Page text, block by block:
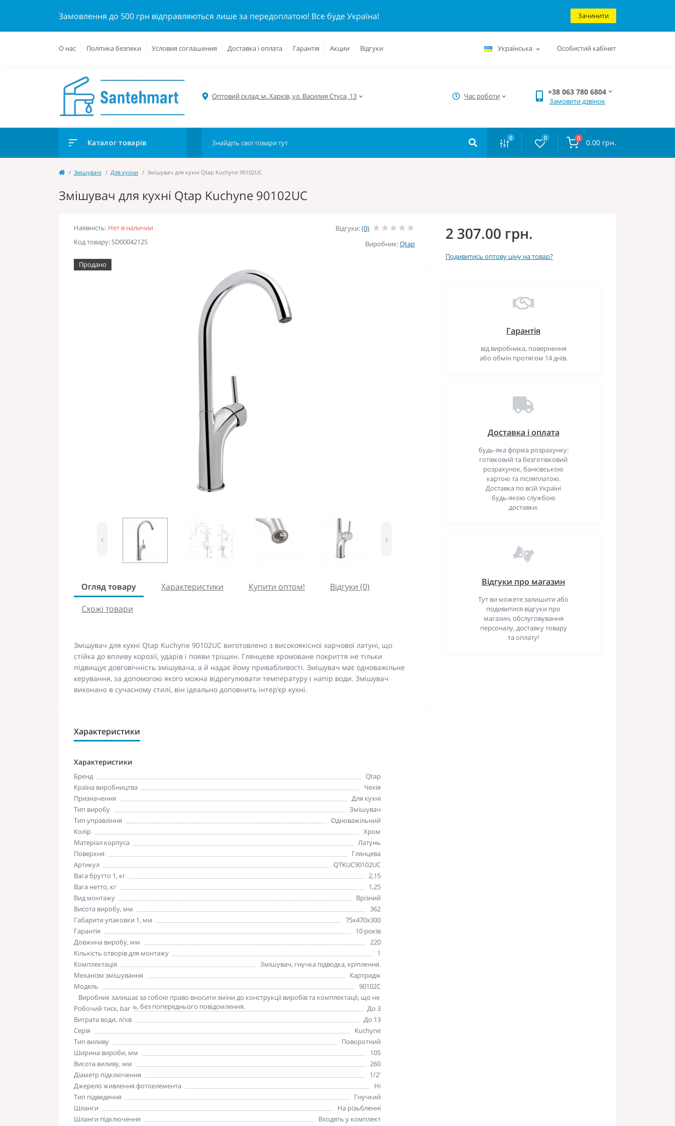
Замовлення до 500 грн відправляються лише за передоплатою! Все буде Україна! Зачинити
О нас Політика безпеки Условия соглашения Доставка і оплата Гарантія Акции Відгуки Українська Особистий кабінет
Оптовий склад: м. Харків, ул. Василия Стуса, 13 Час роботи +38 063 780 6804
Замовити дзвінок
Каталог товарів 0 0 0 0.00 грн.
Змішувачі Для кухни Змішувач для кухні Qtap Kuchyne 90102UC
Змішувач для кухні Qtap Kuchyne 90102UC
Наявність: Нет в наличии
Код товару: SD00042125
Відгуки:(0)
Виробник:Qtap
Продано
‹ ›
Огляд товару Характеристики Купити оптом!
Відгуки (0)
Схожі товари
Змішувач для кухні Qtap Kuchyne 90102UC виготовлено з високоякісної харчової латуні, що
стійка до впливу корозії, ударів і появи тріщин. Глянцеве хромоване покриття не тільки
підвищує довговічність змішувача, а й надає йому привабливості. Змішувач має одноважільне
керування, за допомогою якого можна відрегулювати температуру і напір води. Змішувач
виконано в сучасному стилі, він ідеально доповнить інтер‘єр кухні.
Характеристики
Характеристики
Бренд
Qtap
Країна виробництва
Чехія
Призначення
Для кухні
Тип виробу
Змішувач
Тип управління
Одноважільний
Колір
Хром
Матеріал корпуса
Латунь
Поверхня
Глянцева
Артикул
QTKUC90102UC
Вага брутто 1, кг
2,15
Вага нетто, кг
1,25
Вид монтажу
Врізний
Висота виробу, мм
362
Габарити упаковки 1, мм
75х470х300
Гарантія
10 років
Довжина виробу, мм
220
Кількість отворів для монтажу
1
Комплектація
Змішувач, гнучка підводка, кріплення.
Механізм змішування
Картридж
Модель
90102C
Зверніть увагу
Виробник залишає за собою право вносити зміни до конструкції виробів та комплектації, що не
погіршують якість, без попереднього повідомлення.
Робочий тиск, bar
До 3
Витрата води, л/хв
До 13
Серія
Kuchyne
Тип виливу
Поворотний
Ширина вироби, мм
105
Висота виливу, мм
260
Діаметр підключення
1/2'
Джерело живлення фотоелемента
Ні
Тип підведення
Гнучкий
Шланги
На різьбленні
Шланги підключення
Входять у комплект
2 307.00 грн.
Подивитись оптову ціну на товар?
Гарантія
від виробника, повернення
або обмін протягом 14 днів.
Доставка і оплата
будь-яка форма розрахунку:
готівковий та безготівковий
розрахунок, банківською
картою та післяплатою.
Доставка по всій Україні
будь-якою службою
доставки.
Відгуки про магазин
Тут ви можете залишити або
подивитися відгуки про
магазин, обслуговування
персоналу, доставку товару
та оплату!